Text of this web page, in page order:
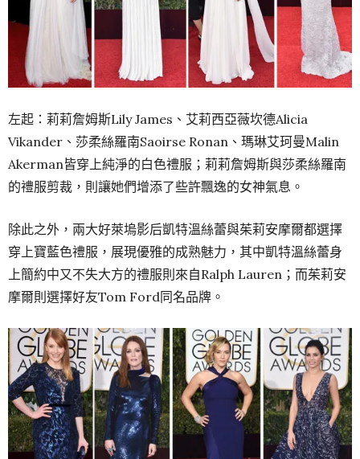
左起：莉莉詹姆斯Lily James、艾莉西亞薇坎德Alicia
Vikander、莎柔絲羅南Saoirse Ronan、瑪琳艾珂曼Malin
Akerman皆穿上純淨的白色禮服；莉莉詹姆斯與莎柔絲羅南
的禮服剪裁，則讓她們增添了些許飄逸的女神氣息。
除此之外，兩大好萊塢影后凱特溫絲蕾與茱莉安摩爾都選擇
穿上寶藍色禮服，展現優雅的成熟魅力，其中凱特溫絲蕾身
上簡約中又不失大方的禮服則來自Ralph Lauren；而茱莉安
摩爾則選擇好友Tom Ford同名品牌。